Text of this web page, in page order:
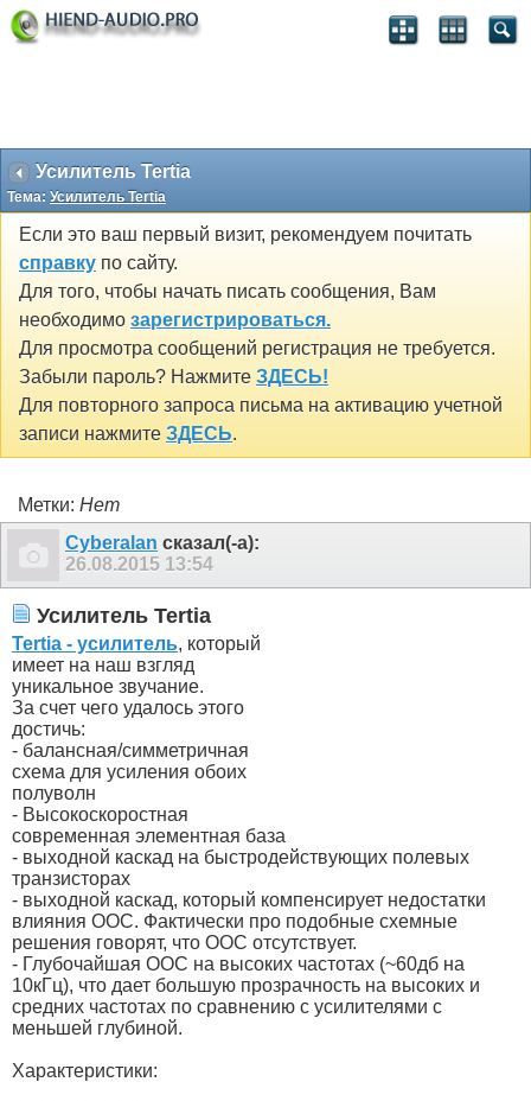
Усилитель Tertia
Тема: Усилитель Tertia
Если это ваш первый визит, рекомендуем почитать
справку по сайту.
Для того, чтобы начать писать сообщения, Вам
необходимо зарегистрироваться.
Для просмотра сообщений регистрация не требуется.
Забыли пароль? Нажмите ЗДЕСЬ!
Для повторного запроса письма на активацию учетной
записи нажмите ЗДЕСЬ.
Метки: Нет
Cyberalan сказал(-а):
26.08.2015 13:54
Усилитель Tertia
Tertia - усилитель, который
имеет на наш взгляд
уникальное звучание.
За счет чего удалось этого
достичь:
- балансная/симметричная
схема для усиления обоих
полуволн
- Высокоскоростная
современная элементная база
- выходной каскад на быстродействующих полевых
транзисторах
- выходной каскад, который компенсирует недостатки
влияния ООС. Фактически про подобные схемные
решения говорят, что ООС отсутствует.
- Глубочайшая ООС на высоких частотах (~60дб на
10кГц), что дает большую прозрачность на высоких и
средних частотах по сравнению с усилителями с
меньшей глубиной.
Характеристики: